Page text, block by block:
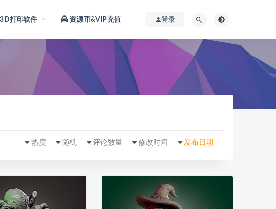
3D打印软件 资源币&VIP充值 登录
发布日期
修改时间
评论数量
随机
热度